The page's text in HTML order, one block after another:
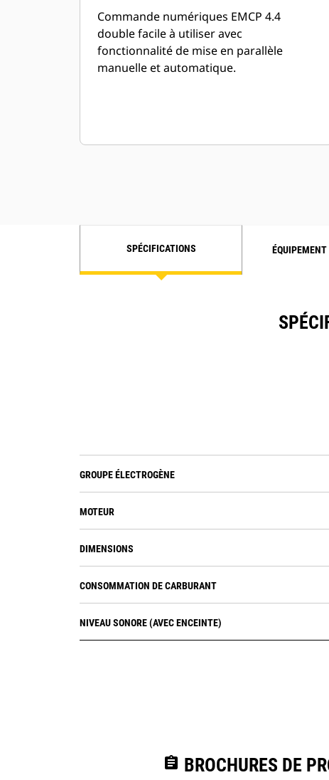
Commande numériques EMCP 4.4
double facile à utiliser avec
fonctionnalité de mise en parallèle
manuelle et automatique.
SPÉCIFICATIONS
GROUPE ÉLECTROGÈNE
MOTEUR
DIMENSIONS
CONSOMMATION DE CARBURANT
NIVEAU SONORE (AVEC ENCEINTE)
assignment BROCHURES DE